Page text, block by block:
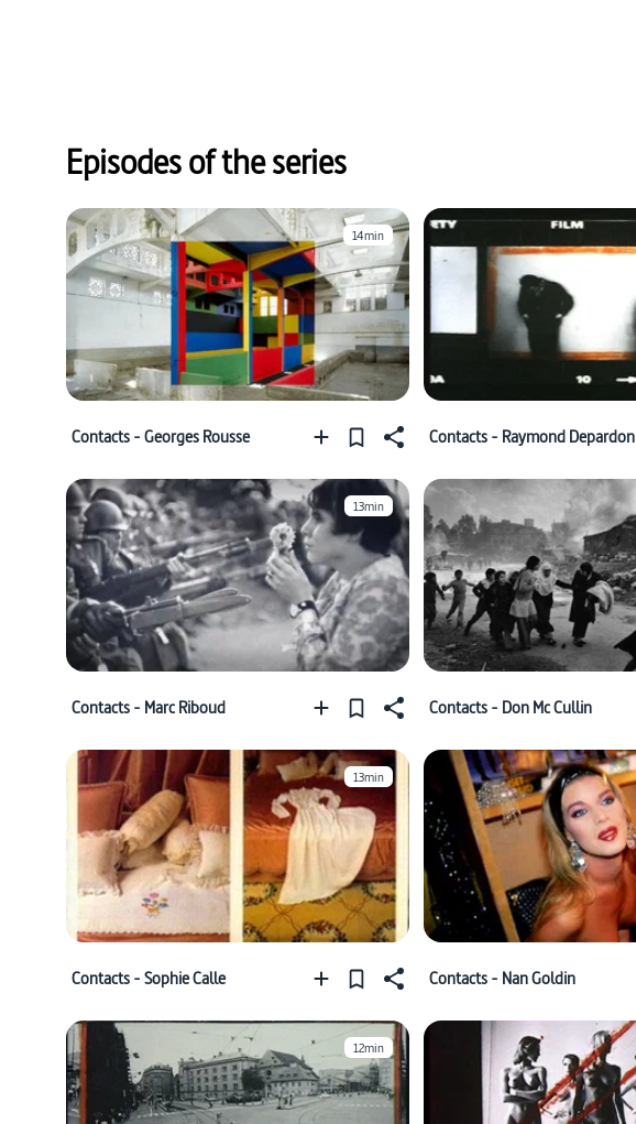
Episodes of the series
14min
Contacts - Georges Rousse Contacts - Raymond Depardon
13min
Contacts - Marc Riboud Contacts - Don Mc Cullin
13min
Contacts - Sophie Calle Contacts - Nan Goldin
12min